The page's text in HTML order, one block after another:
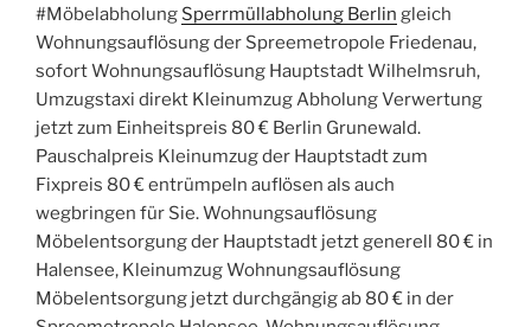
#Möbelabholung Sperrmüllabholung Berlin gleich
Wohnungsauflösung der Spreemetropole Friedenau,
sofort Wohnungsauflösung Hauptstadt Wilhelmsruh,
Umzugstaxi direkt Kleinumzug Abholung Verwertung
jetzt zum Einheitspreis 80 € Berlin Grunewald.
Pauschalpreis Kleinumzug der Hauptstadt zum
Fixpreis 80 € entrümpeln auflösen als auch
wegbringen für Sie. Wohnungsauflösung
Möbelentsorgung der Hauptstadt jetzt generell 80 € in
Halensee, Kleinumzug Wohnungsauflösung
Möbelentsorgung jetzt durchgängig ab 80 € in der